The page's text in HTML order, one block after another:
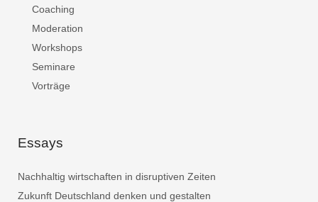
Coaching
Moderation
Workshops
Seminare
Vorträge
Essays
Nachhaltig wirtschaften in disruptiven Zeiten
Zukunft Deutschland denken und gestalten